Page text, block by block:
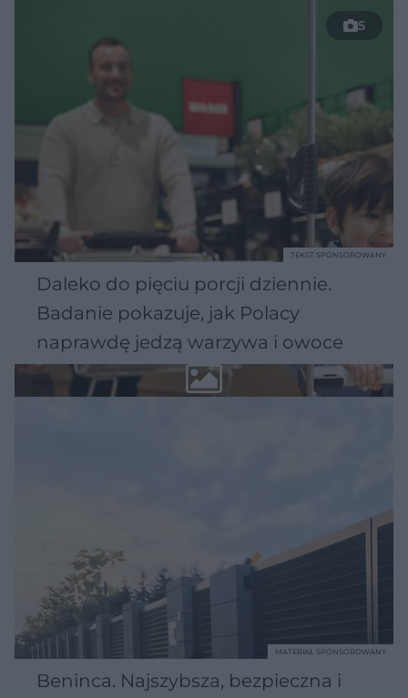
5
Daleko do pięciu porcji dziennie.
Badanie pokazuje, jak Polacy
naprawdę jedzą warzywa i owoce
TEKST SPONSOROWANY
Beninca. Najszybsza, bezpieczna i
MATERIAŁ SPONSOROWANY